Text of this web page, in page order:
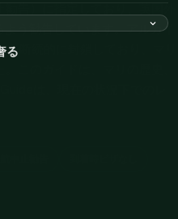
る
告）に指定しており、英国外
う勧告しています。アルカイ
断続的に封鎖しており、マリ
このガイドは、マリの歴史、
は、現在の状況下でのレ